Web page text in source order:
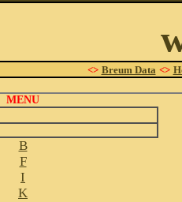
<> Breum Data <>
MENU
B
F
I
K